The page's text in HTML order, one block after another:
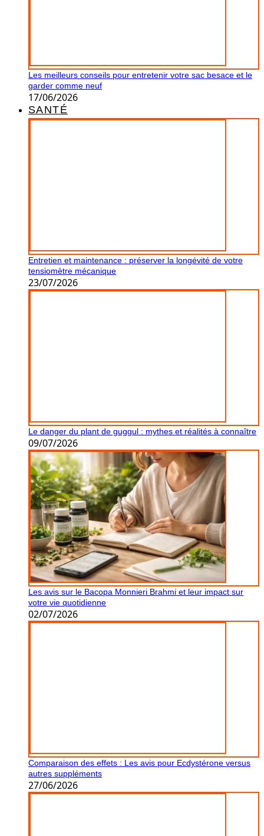
Les meilleurs conseils pour entretenir votre sac besace et le
garder comme neuf
17/06/2026
SANTÉ
Entretien et maintenance : préserver la longévité de votre
tensiomètre mécanique
23/07/2026
Le danger du plant de guggul : mythes et réalités à connaître
09/07/2026
Les avis sur le Bacopa Monnieri Brahmi et leur impact sur
votre vie quotidienne
02/07/2026
Comparaison des effets : Les avis pour Ecdystérone versus
autres suppléments
27/06/2026